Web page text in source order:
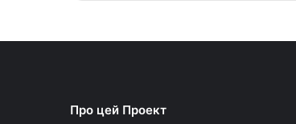
Про цей Проект